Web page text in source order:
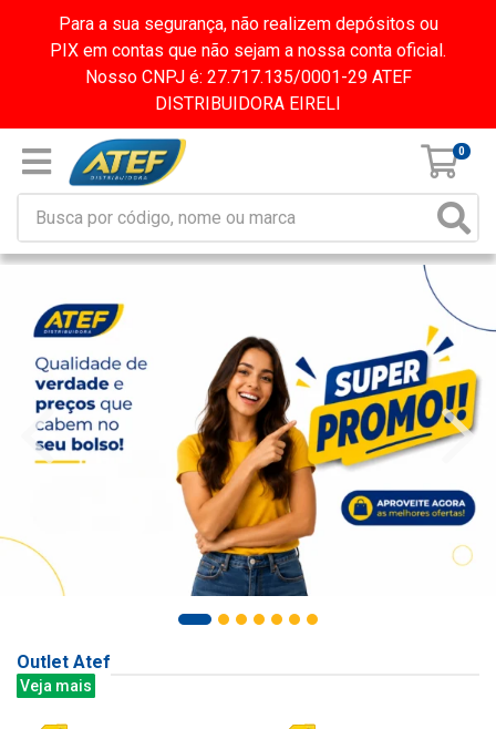
Para a sua segurança, não realizem depósitos ou
PIX em contas que não sejam a nossa conta oficial.
Nosso CNPJ é: 27.717.135/0001-29 ATEF
DISTRIBUIDORA EIRELI
0
Outlet Atef
Veja mais